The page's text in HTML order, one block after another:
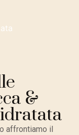
&
affrontiamo il